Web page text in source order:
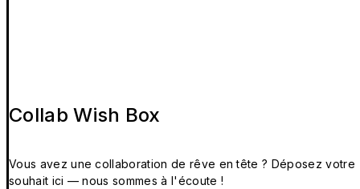
Collab Wish Box
Vous avez une collaboration de rêve en tête ? Déposez votre
souhait ici — nous sommes à l'écoute !